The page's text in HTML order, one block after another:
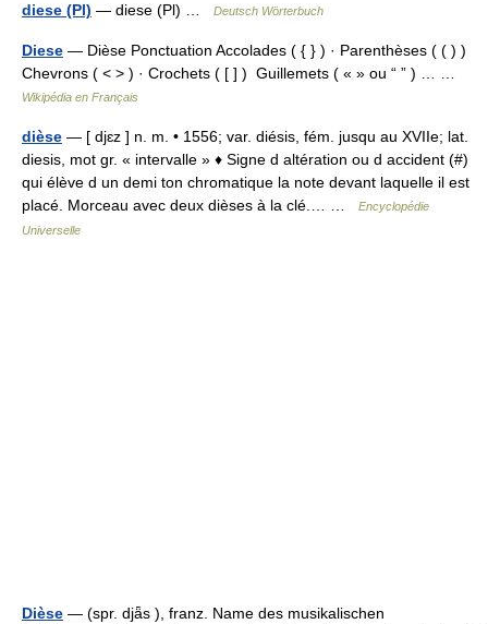
diese (Pl) — diese (Pl) … Deutsch Wörterbuch
Diese — Dièse Ponctuation Accolades ( { } ) · Parenthèses ( ( ) )
Chevrons ( < > ) · Crochets ( [ ] ) Guillemets ( « » ou “ ” ) … …
Wikipédia en Français
dièse — [ djɛz ] n. m. • 1556; var. diésis, fém. jusqu au XVIIe; lat.
diesis, mot gr. « intervalle » ♦ Signe d altération ou d accident (#)
qui élève d un demi ton chromatique la note devant laquelle il est
placé. Morceau avec deux dièses à la clé.… …
Encyclopédie
Universelle
Dièse — (spr. djǟs ), franz. Name des musikalischen